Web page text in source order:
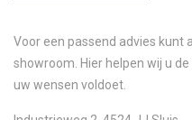
Voor een passend advies kunt
showroom. Hier helpen wij u
uw wensen voldoet.